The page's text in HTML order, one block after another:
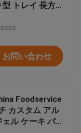
トレイ 長方形
お問い合わせ
Foodservice
カスタム アル
ル ケーキ パン